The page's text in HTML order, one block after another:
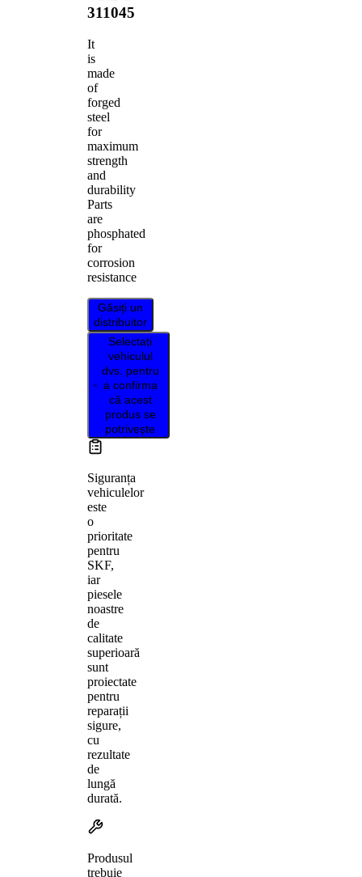
311045
It
is
made
of
forged
steel
for
maximum
strength
and
durability
Parts
are
phosphated
for
corrosion
resistance
Găsiți un
distribuitor
Selectați
vehiculul
dvs. pentru
a confirma
că acest
produs se
potrivește
Siguranța
vehiculelor
este
o
prioritate
pentru
SKF,
iar
piesele
noastre
de
calitate
superioară
sunt
proiectate
pentru
reparații
sigure,
cu
rezultate
de
lungă
durată.
Produsul
trebuie